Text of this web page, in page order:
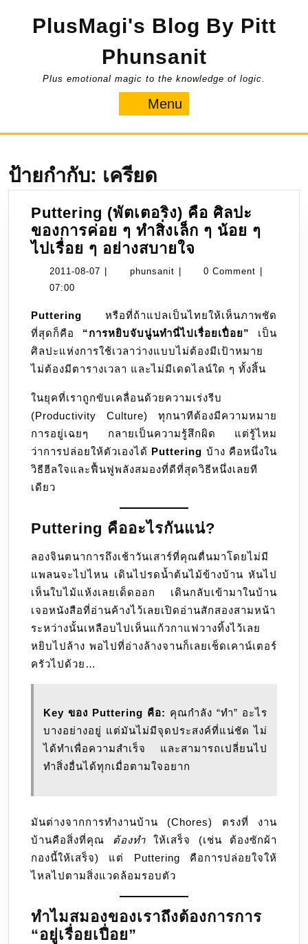
PlusMagi's Blog By Pitt
Phunsanit
Plus emotional magic to the knowledge of logic.
Menu
ป้ายกำกับ: เครียด
Puttering (พัตเตอริง) คือ ศิลปะ
ของการค่อย ๆ ทำสิ่งเล็ก ๆ น้อย ๆ
ไปเรื่อย ๆ อย่างสบายใจ
(พัต
คือ
ศิลปะ
ของ
การ
ค่อย
ๆ
ทำ
สิ่ง
เล็ก
ไป
เรื่อย
ๆ
อย่าง
สบายใจ
2011-08-07 2011-
phunsanit phunsanit0 Comment
07:00
Puttering หรือที่ถ้าแปลเป็นไทยให้เห็นภาพชัด
ที่สุดก็คือ “การหยิบจับนู่นทำนี่ไปเรื่อยเปื่อย”
เป็น
ศิลปะแห่งการใช้เวลาว่างแบบไม่ต้องมีเป้าหมาย
ไม่ต้องมีตารางเวลา และไม่มีเดดไลน์ใด ๆ ทั้งสิ้น
ในยุคที่เราถูกขับเคลื่อนด้วยความเร่งรีบ
(Productivity Culture) ทุกนาทีต้องมีความหมาย
การอยู่เฉยๆ กลายเป็นความรู้สึกผิด แต่รู้ไหม
ว่าการปล่อยให้ตัวเองได้ Puttering บ้าง คือหนึ่งใน
วิธีฮีลใจและฟื้นฟูพลังสมองที่ดีที่สุดวิธีหนึ่งเลยที
เดียว
Puttering คืออะไรกันแน่?
ลองจินตนาการถึงเช้าวันเสาร์ที่คุณตื่นมาโดยไม่มี
แพลนจะไปไหน เดินไปรดน้ำต้นไม้ข้างบ้าน หันไป
เห็นใบไม้แห้งเลยเด็ดออก เดินกลับเข้ามาในบ้าน
เจอหนังสือที่อ่านค้างไว้เลยเปิดอ่านสักสองสามหน้า
ระหว่างนั้นเหลือบไปเห็นแก้วกาแฟวางทิ้งไว้เลย
หยิบไปล้าง พอไปที่อ่างล้างจานก็เลยเช็ดเคาน์เตอร์
ครัวไปด้วย…
Key ของ Puttering คือ: คุณกำลัง “ทำ” อะไร
บางอย่างอยู่ แต่มันไม่มีจุดประสงค์ที่แน่ชัด ไม่
ได้ทำเพื่อความสำเร็จ และสามารถเปลี่ยนไป
ทำสิ่งอื่นได้ทุกเมื่อตามใจอยาก
มันต่างจากการทำงานบ้าน (Chores) ตรงที่ งาน
บ้านคือสิ่งที่คุณ
ต้องทำให้เสร็จ (เช่น ต้องซักผ้า
กองนี้ให้เสร็จ) แต่ Puttering คือการปล่อยใจให้
ไหลไปตามสิ่งแวดล้อมรอบตัว
ทำไมสมองของเราถึงต้องการการ
“อยู่เรื่อยเปื่อย”